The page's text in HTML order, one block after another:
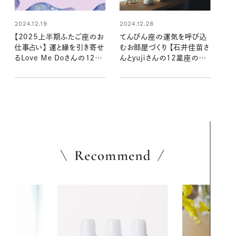
2024.12.19
【2025上半期ふたご座のお
仕事占い】 運と縁を引き寄せ
るLove Me Doさんの12星
2024.12.28
てんびん座の運気を呼び込
むお部屋づくり 【石井佳苗さ
んとyujiさんの12星座のシ
ア】
Recommend